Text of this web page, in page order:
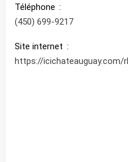
Téléphone
(450) 699-9217
Site internet
https://icichateauguay.com/